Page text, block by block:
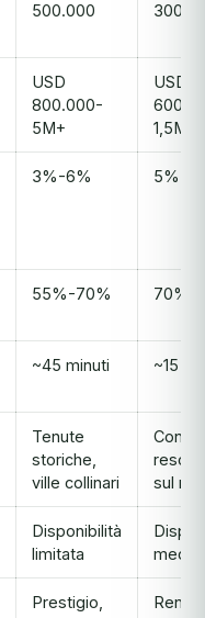
500.000
USD
800.000-
5M+
USD
1,5M+
3%-6% 5%-
55%-70% 70%-
~45 minuti ~15
Tenute
storiche,
ville collinari
resort,
sul
Disponibilità
limitata
Prestigio,